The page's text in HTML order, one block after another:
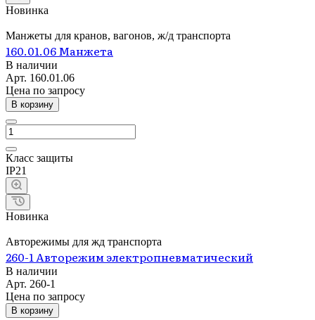
Новинка
Манжеты для кранов, вагонов, ж/д транспорта
160.01.06 Манжета
В наличии
Арт. 160.01.06
Цена по запросу
В корзину
Класс защиты
IP21
Новинка
Авторежимы для жд транспорта
260-1 Авторежим электропневматический
В наличии
Арт. 260-1
Цена по запросу
В корзину